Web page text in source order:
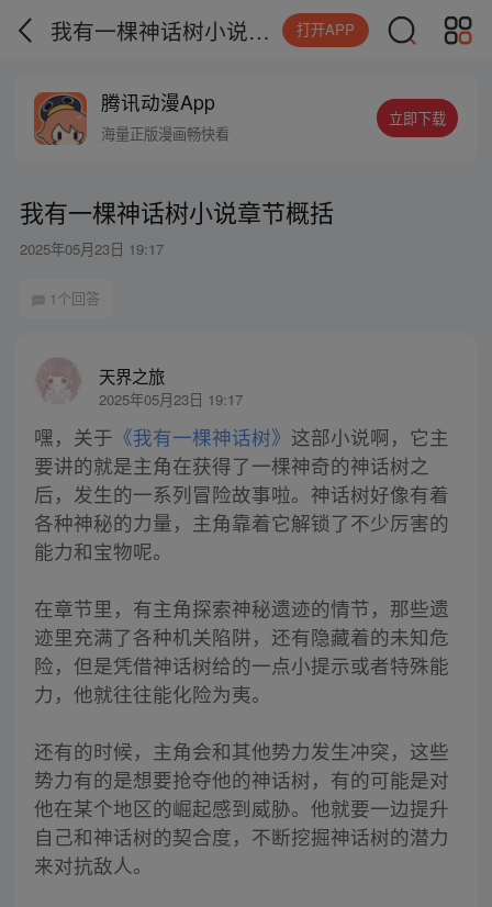
我有一棵神话树小说章节概括 打开APP
腾讯动漫App
海量正版漫画畅快看
立即下载
我有一棵神话树小说章节概括
2025年05月23日 19:17
1个回答
天界之旅
2025年05月23日 19:17
嘿，关于 《我有一棵神话树》 这部小说啊，它主
要讲的就是主角在获得了一棵神奇的神话树之
后，发生的一系列冒险故事啦。神话树好像有着
各种神秘的力量，主角靠着它解锁了不少厉害的
能力和宝物呢。
在章节里，有主角探索神秘遗迹的情节，那些遗
迹里充满了各种机关陷阱，还有隐藏着的未知危
险，但是凭借神话树给的一点小提示或者特殊能
力，他就往往能化险为夷。
还有的时候，主角会和其他势力发生冲突，这些
势力有的是想要抢夺他的神话树，有的可能是对
他在某个地区的崛起感到威胁。他就要一边提升
自己和神话树的契合度，不断挖掘神话树的潜力
来对抗敌人。